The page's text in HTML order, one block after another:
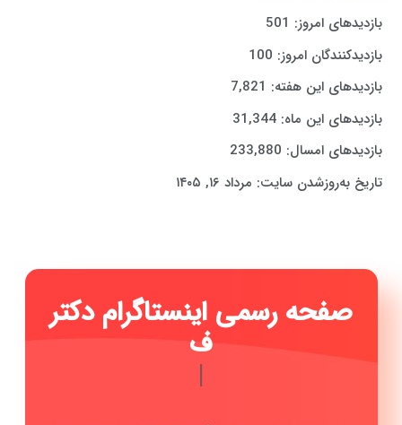
بازدیدهای امروز: 501
بازدیدکنندگان امروز: 100
بازدیدهای این هفته: 7,821
بازدیدهای این ماه:31,344
بازدیدهای امسال: 233,880
تاریخ به‌روزشدن سایت: مرداد ۱۶, ۱۴۰۵
صفحه|
با عضویت در صفحه اینستاگرام دکتر فاطمه حیدری بهترین
دندانپزشک اصفهان از جدیدترین اخبار مطب، نمونه کار ها و